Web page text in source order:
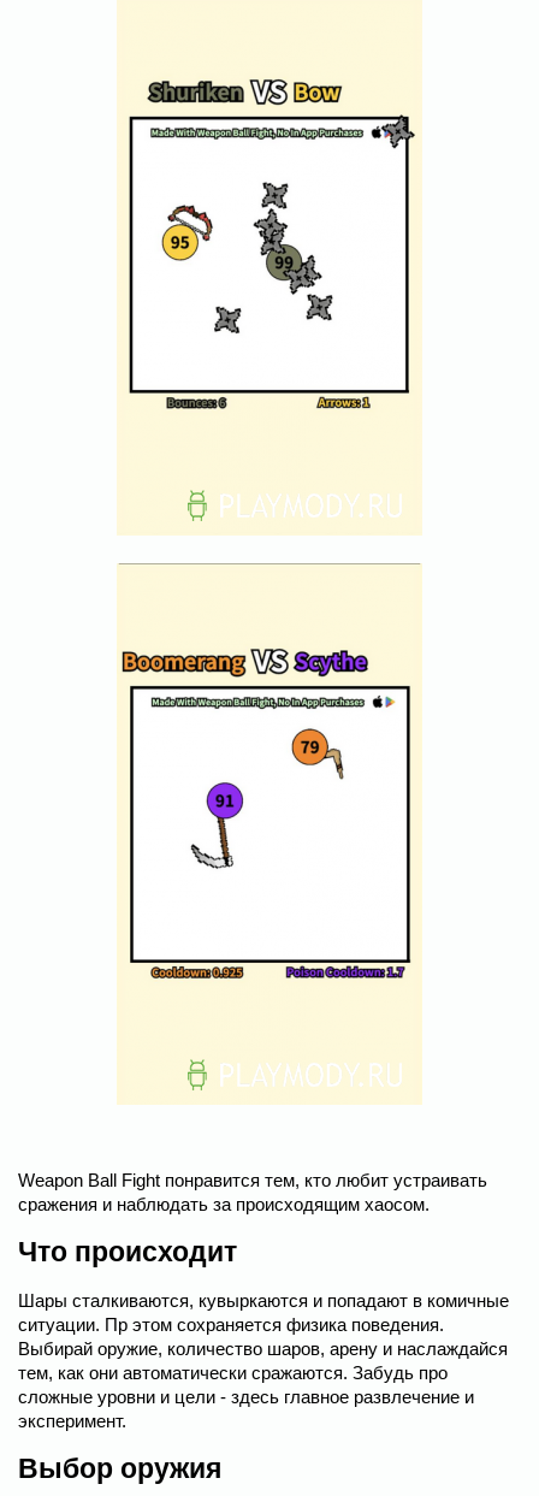
Weapon Ball Fight понравится тем, кто любит устраивать
сражения и наблюдать за происходящим хаосом.
Что происходит
Шары сталкиваются, кувыркаются и попадают в комичные
ситуации. Пр этом сохраняется физика поведения.
Выбирай оружие, количество шаров, арену и наслаждайся
тем, как они автоматически сражаются. Забудь про
сложные уровни и цели - здесь главное развлечение и
эксперимент.
Выбор оружия